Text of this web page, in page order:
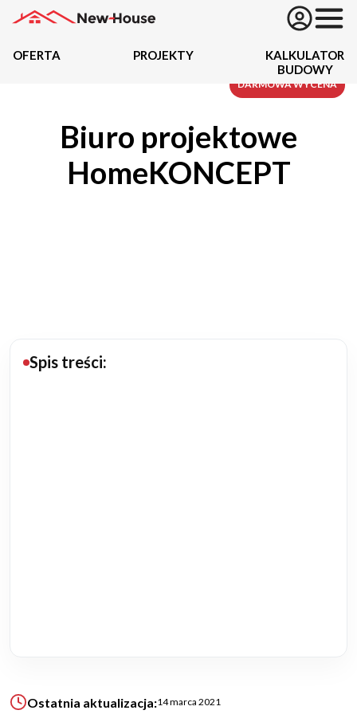
Ogrody
OFERTA PROJEKTY
KALKULATOR
BUDOWY
Biuro projektowe
HomeKONCEPT
Spis treści:
Ostatnia aktualizacja:14 marca 2021
DARMOWA WYCENA